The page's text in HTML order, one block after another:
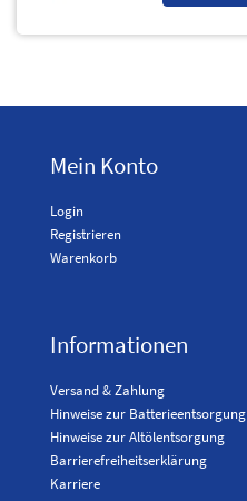
Mein Konto
Login
Registrieren
Warenkorb
Informationen
Versand & Zahlung
Hinweise zur Batterieentsorgung
Hinweise zur Altölentsorgung
Barrierefreiheitserklärung
Karriere